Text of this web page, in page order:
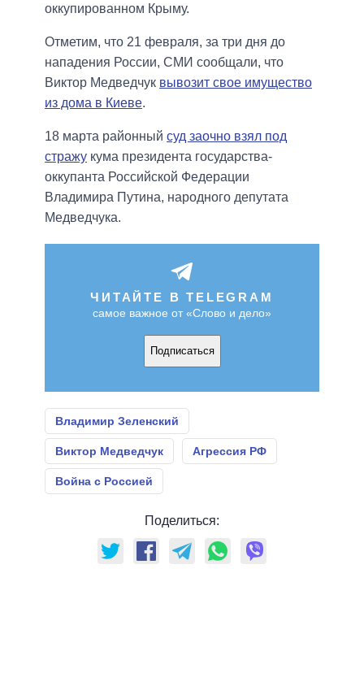
оккупированном Крыму.
Отметим, что 21 февраля, за три дня до
нападения России, СМИ сообщали, что
Виктор Медведчук вывозит свое имущество
из дома в Киеве.
18 марта районный суд заочно взял под
стражу кума президента государства-
оккупанта Российской Федерации
Владимира Путина, народного депутата
Медведчука.
ЧИТАЙТЕ В TELEGRAM
самое важное от «Слово и дело»
Подписаться
Владимир Зеленский
Виктор Медведчук Агрессия РФ
Война с Россией
Поделиться: